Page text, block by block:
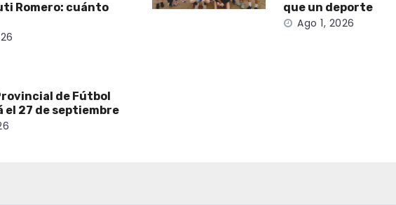
Romero: cuánto
que un deporte
Ago 1, 2026
de Fútbol
el 27 de septiembre